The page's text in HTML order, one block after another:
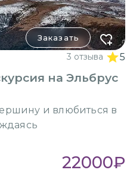
Заказать
3 отзыва 5
на Эльбрус
и влюбиться в
22000₽